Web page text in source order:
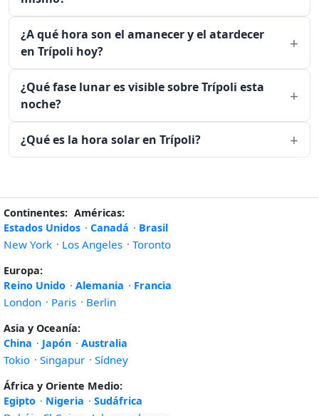
¿A qué hora son el amanecer y el atardecer
en Trípoli hoy?
¿Qué fase lunar es visible sobre Trípoli esta
noche?
¿Qué es la hora solar en Trípoli?
Continentes: Américas:
Estados Unidos · Canadá · Brasil
New York · Los Angeles · Toronto
Europa:
Reino Unido · Alemania · Francia
London · Paris · Berlin
Asia y Oceanía:
China · Japón · Australia
Tokio · Singapur · Sídney
África y Oriente Medio:
Egipto · Nigeria · Sudáfrica